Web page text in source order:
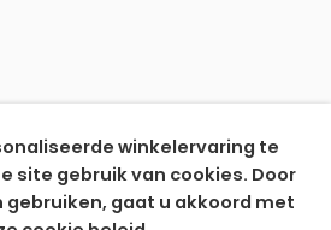
winkelervaring te
site gebruik van cookies. Door
gebruiken, gaat u akkoord met